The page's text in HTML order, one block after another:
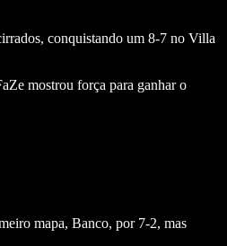
conquistando um 8-7 no Villa
mostrou força para ganhar o
mapa, Banco, por 7-2, mas